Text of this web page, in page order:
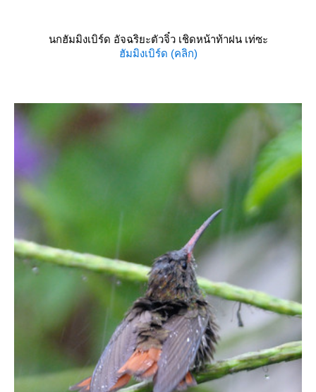
นกฮัมมิงเบิร์ด อัจฉริยะตัวจิ๋ว เชิดหน้าท้าฝน เท่ซะ
ฮัมมิงเบิร์ด (คลิก)